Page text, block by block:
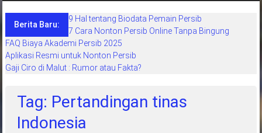
situs
berita
khusus
sepakbola
jawa
barat
Berita Baru:
9 Hal tentang Biodata Pemain Persib
7 Cara Nonton Persib Online Tanpa Bingung
FAQ Biaya Akademi Persib 2025
Aplikasi Resmi untuk Nonton Persib
Gaji Ciro di Malut : Rumor atau Fakta?
Tag: Pertandingan tinas
Indonesia